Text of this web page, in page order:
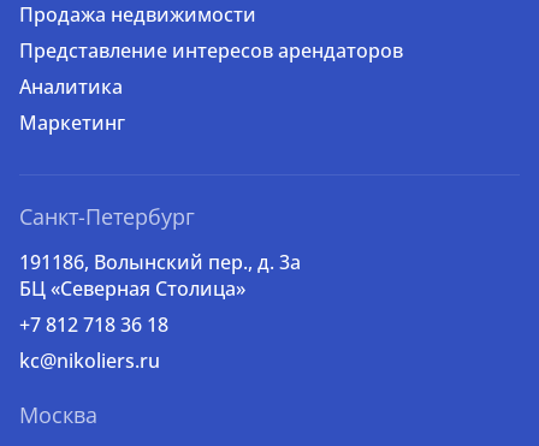
Продажа недвижимости
Представление интересов арендаторов
Аналитика
Маркетинг
Санкт-Петербург
191186, Волынский пер., д. 3a
БЦ «Северная Столица»
+7 812 718 36 18
kc@nikoliers.ru
Москва